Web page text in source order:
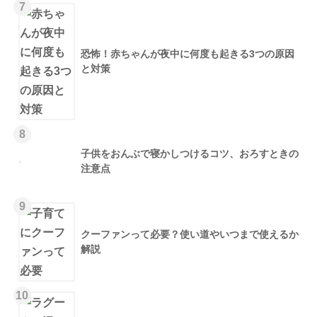
7
恐怖！赤ちゃんが夜中に何度も起きる3つの原因
と対策
8
子供をおんぶで寝かしつけるコツ、おろすときの
注意点
9
クーファンって必要？使い道やいつまで使えるか
解説
10